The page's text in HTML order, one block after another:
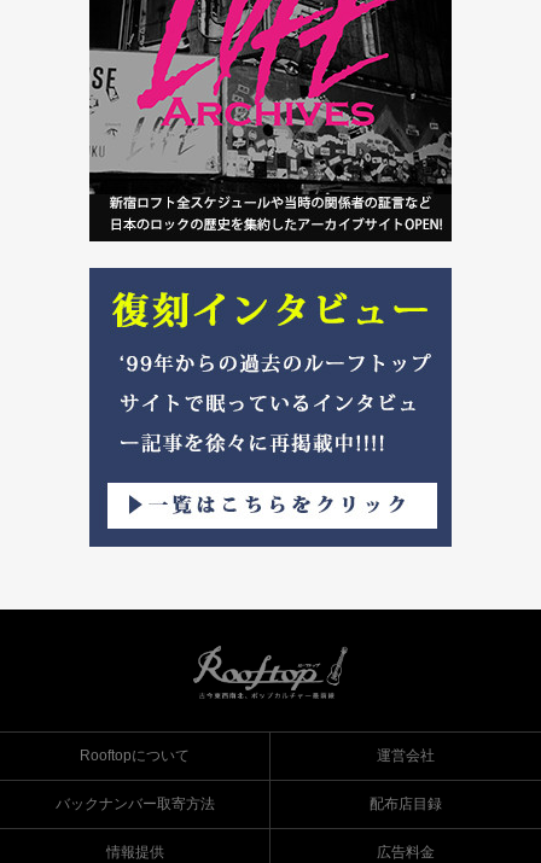
Rooftopについて 運営会社
バックナンバー取寄方法 配布店目録
情報提供 広告料金